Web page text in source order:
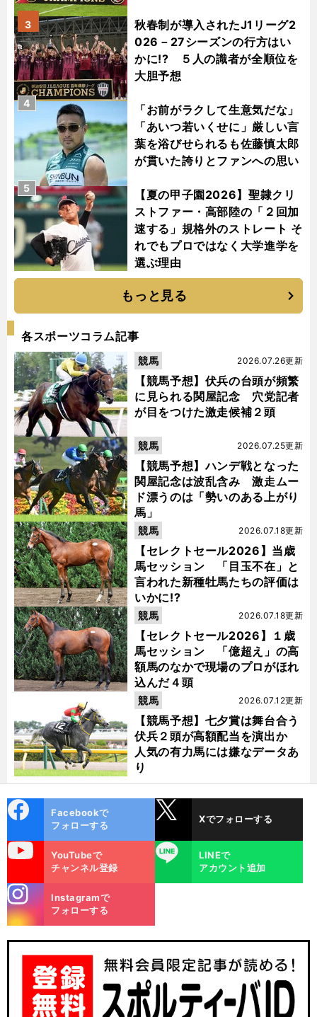
秋春制が導入されたJ1リーグ2
026－27シーズンの行方はい
かに!? ５人の識者が全順位を
大胆予想
3
「お前がラクして生意気だな」
「あいつ若いくせに」厳しい言
葉を浴びせられるも佐藤慎太郎
が貫いた誇りとファンへの思い
4
【夏の甲子園2026】聖隷クリ
ストファー・高部陸の「２回加
速する」規格外のストレート そ
れでもプロではなく大学進学を
選ぶ理由
5
もっと見る
各スポーツコラム記事
【競馬予想】伏兵の台頭が頻繁
に見られる関屋記念 穴党記者
が目をつけた激走候補２頭
2026.07.26更新
競馬
【競馬予想】ハンデ戦となった
関屋記念は波乱含み 激走ムー
ド漂うのは「勢いのある上がり
馬」
2026.07.25更新
競馬
【セレクトセール2026】当歳
馬セッション 「目玉不在」と
言われた新種牡馬たちの評価は
いかに!?
2026.07.18更新
競馬
【セレクトセール2026】１歳
馬セッション 「億超え」の高
額馬のなかで現場のプロがほれ
込んだ４頭
2026.07.18更新
競馬
【競馬予想】七夕賞は舞台合う
伏兵２頭が高額配当を演出か
人気の有力馬には嫌なデータあ
り
2026.07.12更新
競馬
ok
Facebookで
フォローする
Xでフォローする
YouTubeで
チャンネル登録
LINE
LINEで
アカウント追加
m
Instagramで
フォローする